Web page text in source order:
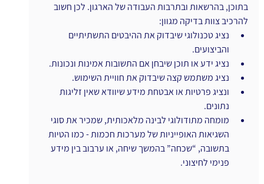
בתוכן, בהרשאות ובתרבות העבודה של הארגון. לכן חשוב
להרכיב צוות בדיקה מגוון:
נציג טכנולוגי שיבדוק את ההיבטים התשתיתיים
והביצועים.
נציג ידע או תוכן שיבחן אם התשובות אמינות ונכונות.
נציג משתמש קצה שיבדוק את חוויית השימוש.
ונציג פרטיות או אבטחת מידע שיוודא שאין זליגות
נתונים.
מומחה מתודולוגי לבינה מלאכותית, שמכיר את סוגי
השגיאות האופייניות של מערכות חכמות - כמו הטיות
בתשובה, “שכחה” בהמשך שיחה, או ערבוב בין מידע
פנימי לחיצוני.